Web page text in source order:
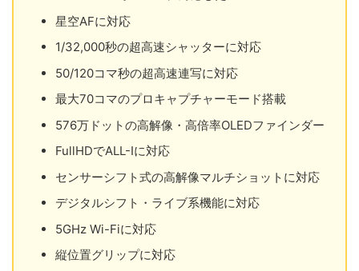
星空AFに対応
1/32,000秒の超高速シャッターに対応
50/120コマ秒の超高速連写に対応
最大70コマのプロキャプチャーモード搭載
576万ドットの高解像・高倍率OLEDファインダー
FullHDでALL-Iに対応
センサーシフト式の高解像マルチショットに対応
デジタルシフト・ライブ系機能に対応
5GHz Wi-Fiに対応
縦位置グリップに対応